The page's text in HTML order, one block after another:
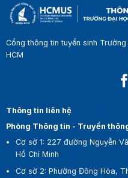
Cổng thông tin tuyển sinh
HCM
Thông tin liên hệ
Phòng Thông tin - Truyền
Cơ sở 1: 227 đường Nguyễn
Hồ Chí Minh
Cơ sở 2: Phường Đông Hòa,